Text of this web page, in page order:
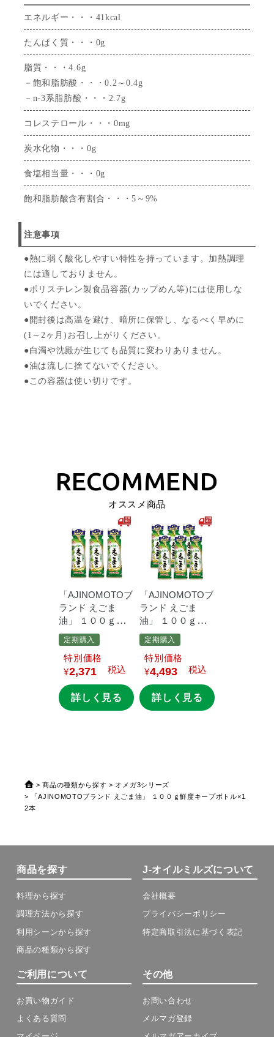
エネルギー・・・41kcal
たんぱく質・・・0g
脂質・・・4.6g
－飽和脂肪酸・・・0.2～0.4g
－n-3系脂肪酸・・・2.7g
コレステロール・・・0mg
炭水化物・・・0g
食塩相当量・・・0g
飽和脂肪酸含有割合・・・5～9%
注意事項
●熱に弱く酸化しやすい特性を持っています。加熱調理
には適しておりません。
●ポリスチレン製食品容器(カップめん等)には使用しな
いでください。
●開封後は高温を避け、暗所に保管し、なるべく早めに
(1～2ヶ月)お召し上がりください。
●白濁や沈殿が生じても品質に変わりありません。
●油は流しに捨てないでください。
●この容器は使い切りです。
オススメ商品
「AJINOMOTOブ
ランド えごま
油」
１００ｇ鮮
度キープボトル×3
本
定期購入
価格
¥2,371 税込
詳しく見る
「AJINOMOTOブ
ランド えごま
油」
１００ｇ鮮
度キープボトル×6
本
定期購入
価格
¥4,493 税込
詳しく見る
商品の種類から探す
オメガ3シリーズ
「AJINOMOTOブランド えごま油」 １００ｇ鮮度キープボトル×1
2本
商品を探す
料理から探す
調理方法から探す
利用シーンから探す
商品の種類から探す
J-オイルミルズについて
会社概要
プライバシーポリシー
特定商取引法に基づく表記
ご利用について
お買い物ガイド
よくある質問
その他
お問い合わせ
メルマガ登録